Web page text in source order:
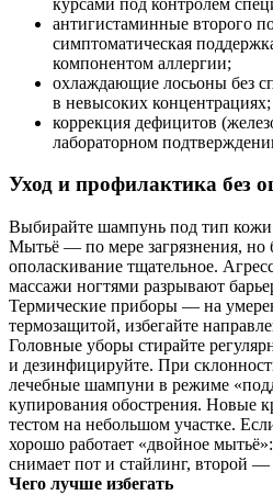
антигистаминные второго
симптоматическая
компонентом аллергии;
охлаждающие лосьоны без
в невысоких концентрациях;
коррекция дефицитов
лабораторном
Уход и профилактика без
Выбирайте шампунь под тип кожи
Мытьё — по мере загрязнения, но
ополаскивание тщательное.
массажи ногтями разрывают
Термические приборы — на
термозащитой, избегайте
Головные уборы стирайте
и дезинфицируйте. При
лечебные шампуни в режиме
купирования обострения. Новые
тестом на небольшом участке.
хорошо работает «двойное
снимает пот и стайлинг, второй
Чего лучше избегать